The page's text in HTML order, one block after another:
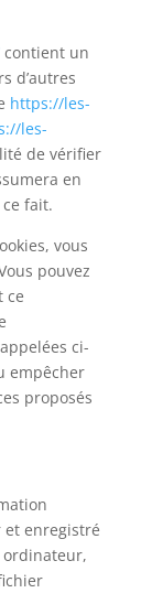
contient un
d’autres
https://les-
les-
de vérifier
en
fait.
vous
pouvez
ce
ci-
empêcher
proposés
et enregistré
ordinateur,